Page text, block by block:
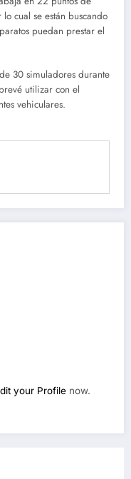
cual se están buscando
puedan prestar el
30 simuladores durante
utilizar con el
vehiculares.
your Profile now.